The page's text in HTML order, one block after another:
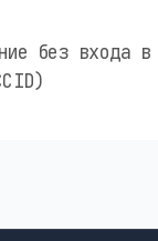
без входа в